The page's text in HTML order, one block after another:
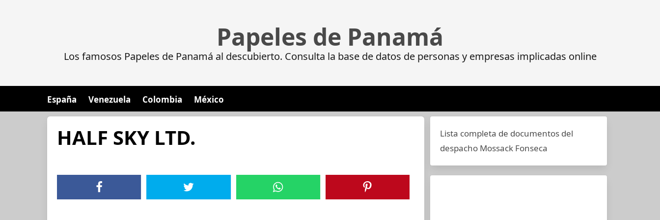
Papeles de Panamá
Los famosos Papeles de Panamá al descubierto. Consulta la base de datos de personas y empresas implicadas online
España Venezuela Colombia México
HALF SKY LTD.
Lista completa de documentos del
despacho Mossack Fonseca